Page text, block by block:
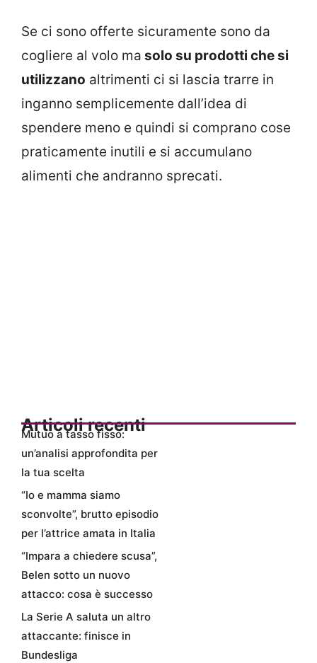
Se ci sono offerte sicuramente sono da
cogliere al volo ma solo su prodotti che si
utilizzano altrimenti ci si lascia trarre in
inganno semplicemente dall’idea di
spendere meno e quindi si comprano cose
praticamente inutili e si accumulano
alimenti che andranno sprecati.
Articoli recenti
Mutuo a tasso fisso:
un’analisi approfondita per
la tua scelta
“Io e mamma siamo
sconvolte”, brutto episodio
per l’attrice amata in Italia
“Impara a chiedere scusa”,
Belen sotto un nuovo
attacco: cosa è successo
La Serie A saluta un altro
attaccante: finisce in
Bundesliga